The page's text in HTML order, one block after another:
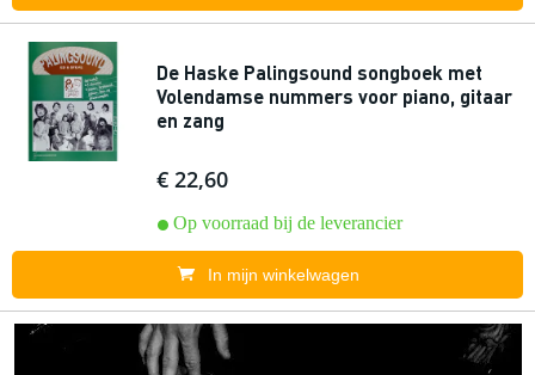
De Haske Palingsound songboek met
Volendamse nummers voor piano, gitaar
en zang
€ 22,60
Op voorraad bij de leverancier
In mijn winkelwagen